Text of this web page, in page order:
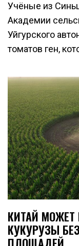
Учёные из
Академии
Уйгурского
томатов ген,
КИТАЙ МОЖЕТ
КУКУРУЗЫ